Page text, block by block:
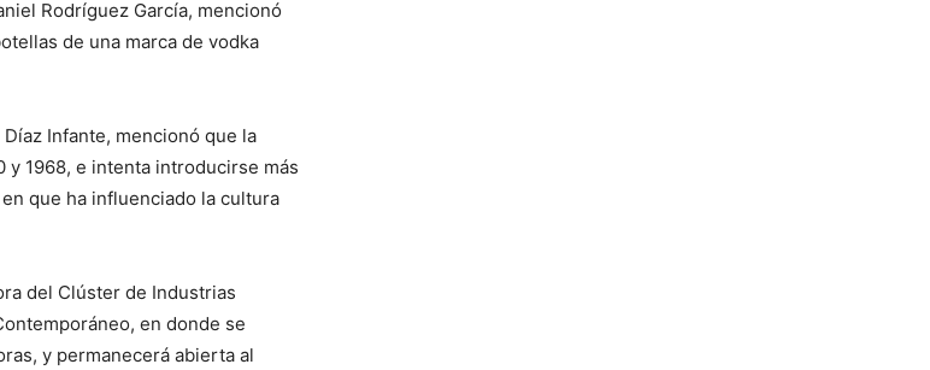
Rodríguez García, mencionó
de una marca de vodka
Infante, mencionó que la
y 1968, e intenta introducirse más
que ha influenciado la cultura
del Clúster de Industrias
en donde se
y permanecerá abierta al